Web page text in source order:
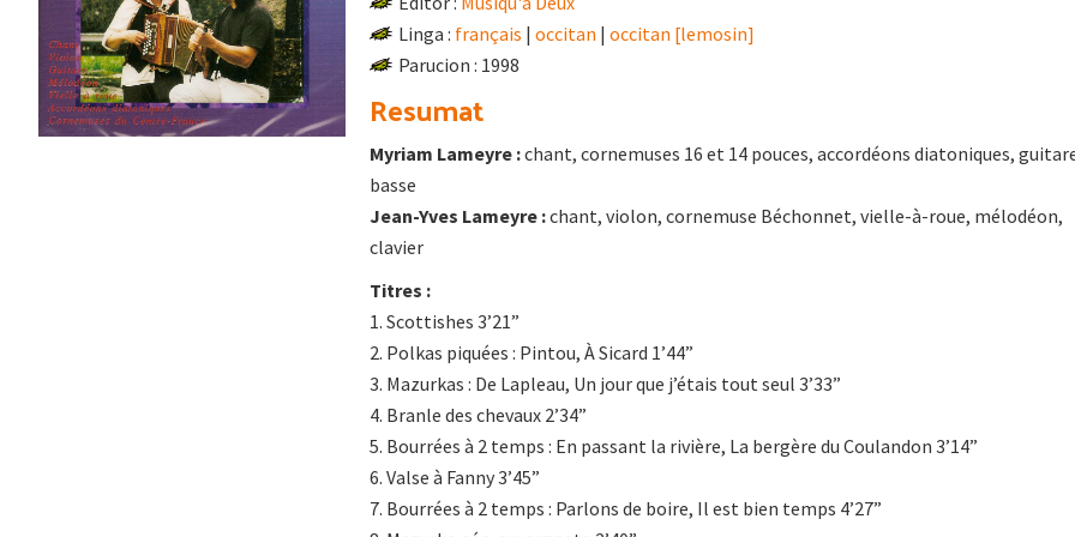
Linga : français | occitan | occitan [lemosin]
Parucion : 1998
Resumat
Myriam Lameyre :chant, cornemuses 16 et 14 pouces, accordéons diatoniques,
basse
Jean-Yves Lameyre :chant, violon, cornemuse Béchonnet, vielle-à-roue, mélodéon,
clavier
Titres :
1. Scottishes 3’21”
2. Polkas piquées : Pintou, À Sicard 1’44”
3. Mazurkas : De Lapleau, Un jour que j’étais tout seul 3’33”
4. Branle des chevaux 2’34”
5. Bourrées à 2 temps : En passant la rivière, La bergère du Coulandon 3’14”
6. Valse à Fanny 3’45”
7. Bourrées à 2 temps : Parlons de boire, Il est bien temps 4’27”